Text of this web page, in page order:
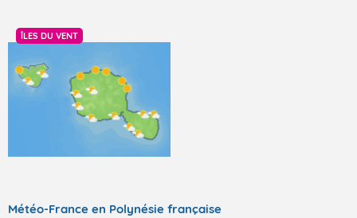
sine respiratione ulla extrusis, tenerentur minimarum adseclae veri,
interpellata quidem cum choris totidemque remanerent magistris.
Fermer
Mer agitée à forte. Houle longue de Sud-Ouest de 2
mètres 50.
dimanche 9 août 2026
Ciel très nuageux à couvert avec des ondée par
Vent assez fort de Sud-Est, rafales à 70
ÎLES DU VENT
Météo-France en Polynésie française